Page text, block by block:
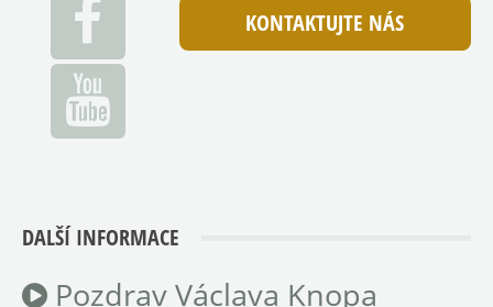
KONTAKTUJTE NÁS
DALŠÍ INFORMACE
Pozdrav Václava Knopa